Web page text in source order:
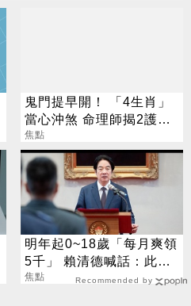
鬼門提早開！ 「4生肖」
當心沖煞 命理師揭2護身
法寶
焦點
明年起0~18歲「每月爽領
5千」 賴清德喊話：此時
不生待何時
焦點 Recommended by